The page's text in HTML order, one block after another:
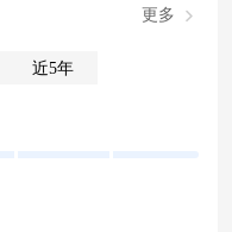
更多
近5年